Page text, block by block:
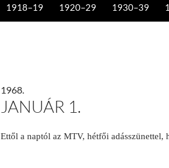
1918–19 1920–29 1930–39
1968.
JANUÁR 1.
Ettől a naptól az MTV, hétfői adásszünettel,